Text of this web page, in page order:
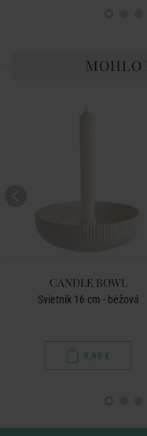
MOHLO
CANDLE BOWL
Svietnik 16 cm - béžová
9,99 €